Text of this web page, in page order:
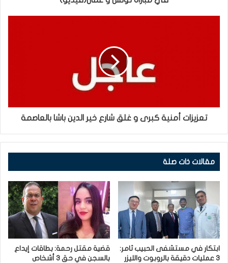
تعزيزات أمنية كبرى و غلق شارع خير الدين باشا بالعاصمة
مقالات ذات صلة
ابتكار في مستشفى الحبيب ثامر:
3 عمليات دقيقة بالروبوت والليزر
قضية مقتل رحمة: بطاقات إيداع
بالسجن في حق 3 أشخاص